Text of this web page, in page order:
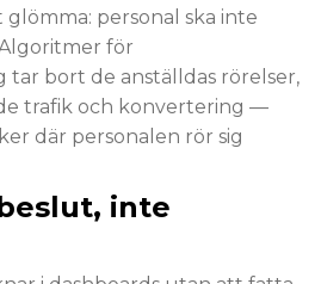
personal ska inte
för
tar bort de anställdas rörelser,
trafik och konvertering —
där personalen rör sig
inte